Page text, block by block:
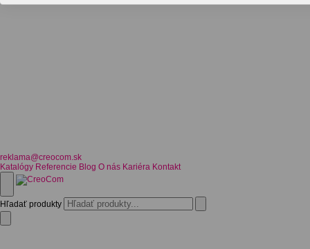
reklama@creocom.sk
Katalógy Referencie Blog O nás Kariéra Kontakt
Hľadať produkty